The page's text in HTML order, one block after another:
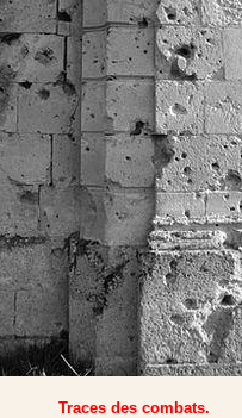
Traces des combats.